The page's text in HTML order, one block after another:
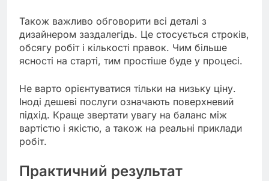
Також важливо обговорити всі деталі з
дизайнером заздалегідь. Це стосується строків,
обсягу робіт і кількості правок. Чим більше
ясності на старті, тим простіше буде у процесі.
Не варто орієнтуватися тільки на низьку ціну.
Іноді дешеві послуги означають поверхневий
підхід. Краще звертати увагу на баланс між
вартістю і якістю, а також на реальні приклади
робіт.
Практичний результат